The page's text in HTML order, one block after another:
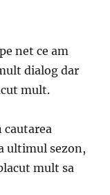
net ce am
dialog dar
mult.
ultimul sezon,
mult sa